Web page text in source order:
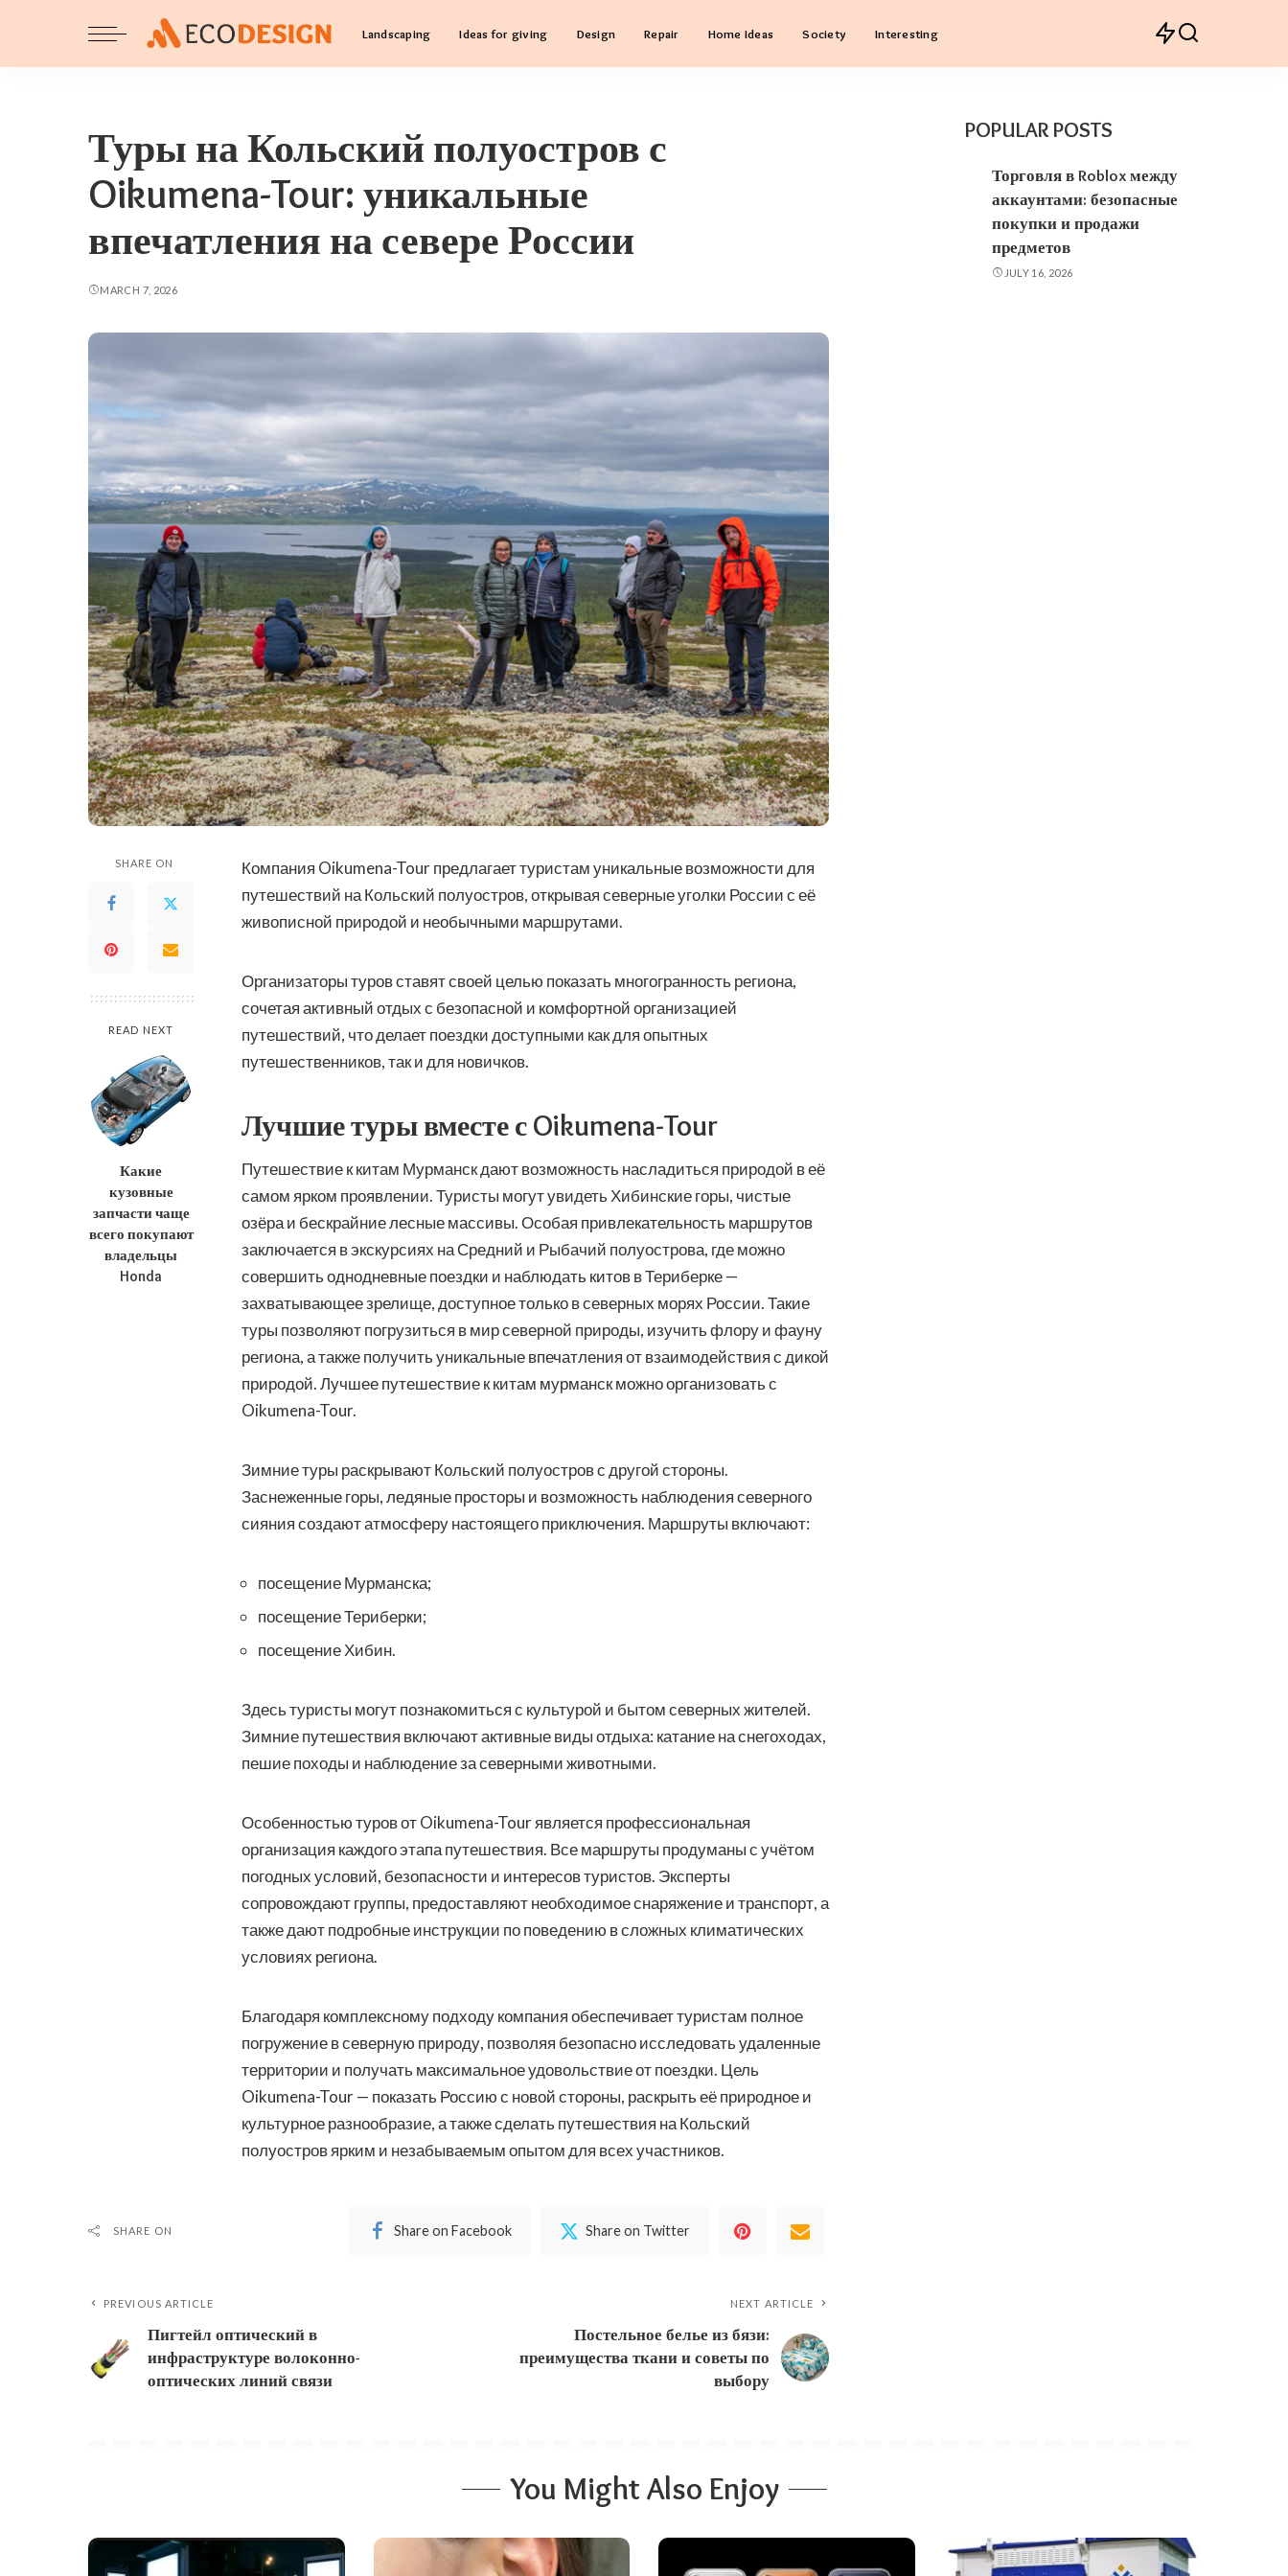
Landscaping Ideas for giving Design Repair Home Ideas Society Interesting
Туры на Кольский полуостров с
Oikumena-Tour: уникальные
впечатления на севере России
MARCH 7, 2026
SHARE ON
READ NEXT
Какие
кузовные
запчасти чаще
всего покупают
владельцы
Honda
Компания Oikumena-Tour предлагает туристам уникальные возможности для
путешествий на Кольский полуостров, открывая северные уголки России с её
живописной природой и необычными маршрутами.
Организаторы туров ставят своей целью показать многогранность региона,
сочетая активный отдых с безопасной и комфортной организацией
путешествий, что делает поездки доступными как для опытных
путешественников, так и для новичков.
Лучшие туры вместе с Oikumena-Tour
Путешествие к китам Мурманскдают возможность насладиться природой в её
самом ярком проявлении. Туристы могут увидеть Хибинские горы, чистые
озёра и бескрайние лесные массивы. Особая привлекательность маршрутов
заключается в экскурсиях на Средний и Рыбачий полуострова, где можно
совершить однодневные поездки и наблюдать китов в Териберке —
захватывающее зрелище, доступное только в северных морях России. Такие
туры позволяют погрузиться в мир северной природы, изучить флору и фауну
региона, а также получить уникальные впечатления от взаимодействия с дикой
природой. Лучшее путешествие к китам мурманск можно организовать с
Oikumena-Tour.
Зимние туры раскрывают Кольский полуостров с другой стороны.
Заснеженные горы, ледяные просторы и возможность наблюдения северного
сияния создают атмосферу настоящего приключения. Маршруты включают:
посещение Мурманска;
посещение Териберки;
посещение Хибин.
Здесь туристы могут познакомиться с культурой и бытом северных жителей.
Зимние путешествия включают активные виды отдыха: катание на снегоходах,
пешие походы и наблюдение за северными животными.
Особенностью туров от Oikumena-Tour является профессиональная
организация каждого этапа путешествия. Все маршруты продуманы с учётом
погодных условий, безопасности и интересов туристов. Эксперты
сопровождают группы, предоставляют необходимое снаряжение и транспорт, а
также дают подробные инструкции по поведению в сложных климатических
условиях региона.
Благодаря комплексному подходу компания обеспечивает туристам полное
погружение в северную природу, позволяя безопасно исследовать удаленные
территории и получать максимальное удовольствие от поездки. Цель
Oikumena-Tour — показать Россию с новой стороны, раскрыть её природное и
культурное разнообразие, а также сделать путешествия на Кольский
полуостров ярким и незабываемым опытом для всех участников.
SHARE ON Share on Facebook Share on Twitter
PREVIOUS ARTICLE
Пигтейл оптический в
инфраструктуре волоконно-
оптических линий связи
NEXT ARTICLE
Постельное белье из бязи:
преимущества ткани и советы по
выбору
POPULAR POSTS
Торговля в Roblox между
аккаунтами: безопасные
покупки и продажи
предметов
JULY 16, 2026
You Might Also Enjoy